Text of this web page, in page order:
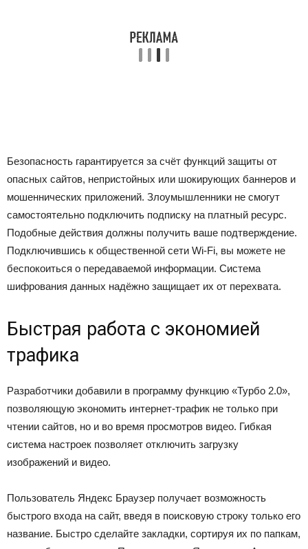
Безопасность гарантируется за счёт функций защиты от
опасных сайтов, непристойных или шокирующих баннеров и
мошеннических приложений. Злоумышленники не смогут
самостоятельно подключить подписку на платный ресурс.
Подобные действия должны получить ваше подтверждение.
Подключившись к общественной сети Wi-Fi, вы можете не
беспокоиться о передаваемой информации. Система
шифрования данных надёжно защищает их от перехвата.
Быстрая работа с экономией
трафика
Разработчики добавили в программу функцию «Турбо 2.0»,
позволяющую экономить интернет-трафик не только при
чтении сайтов, но и во время просмотров видео. Гибкая
система настроек позволяет отключить загрузку
изображений и видео.
Пользователь Яндекс Браузер получает возможность
быстрого входа на сайт, введя в поисковую строку только его
название. Быстро сделайте закладки, сортируя их по папкам,